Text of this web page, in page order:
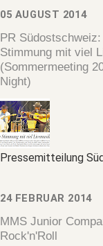
05 AUGUST 2014
PR
Stimmung mit viel
(Sommermeeting
Night)
Pressemitteilung
24 FEBRUAR 2014
MMS Junior
Rock'n'Roll